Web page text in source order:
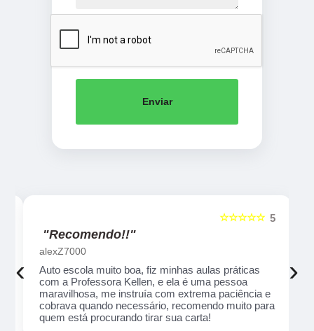
Enviar
5
☆☆☆☆☆
"Recomendo!!"
alexZ7000
Auto escola muito boa, fiz minhas aulas práticas
com a Professora Kellen, e ela é uma pessoa
maravilhosa, me instruía com extrema paciência e
cobrava quando necessário, recomendo muito para
quem está procurando tirar sua carta!
‹ ›